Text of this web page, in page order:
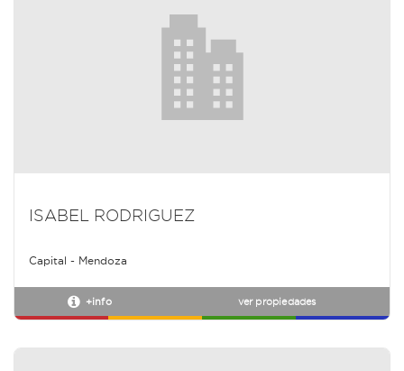
ISABEL RODRIGUEZ
Capital - Mendoza
+info ver propiedades